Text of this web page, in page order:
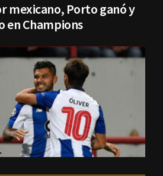
mexicano, Porto ganó y
en Champions